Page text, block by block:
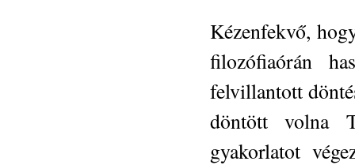
Kézenfekvő,
filozófiaórán
felvillantott
döntött volna
gyakorlatot